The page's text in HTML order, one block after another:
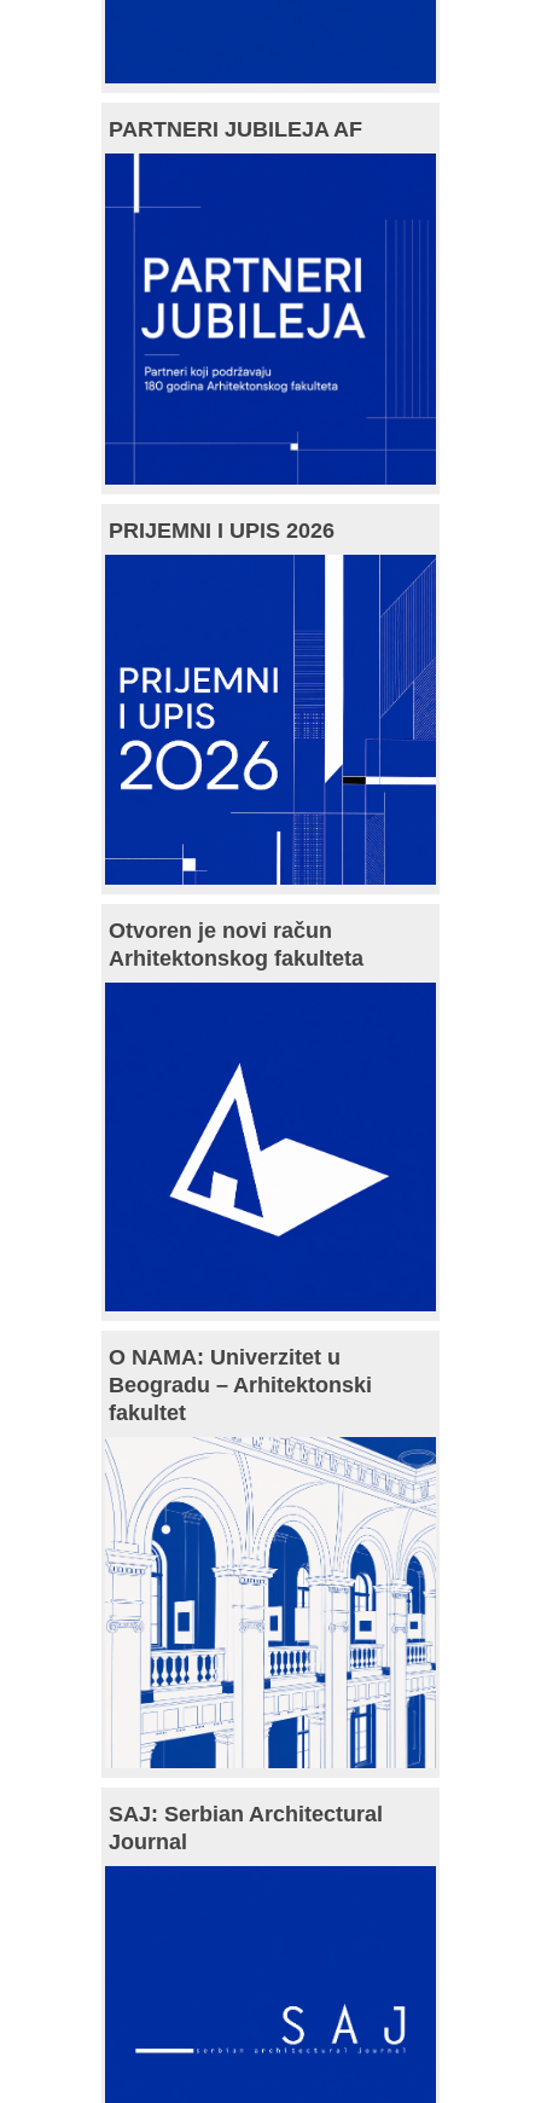
PARTNERI JUBILEJA AF
PRIJEMNI I UPIS 2026
Otvoren je novi račun
Arhitektonskog fakulteta
O NAMA: Univerzitet u
Beogradu – Arhitektonski
fakultet
SAJ: Serbian Architectural
Journal